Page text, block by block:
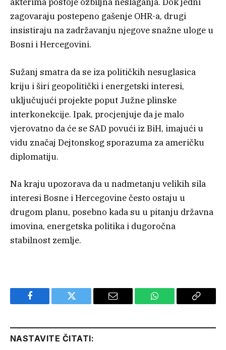
zagovaraju postepeno gašenje OHR-a, drugi
insistiraju na zadržavanju njegove snažne uloge u
Bosni i Hercegovini.
Sužanj smatra da se iza političkih nesuglasica
kriju i širi geopolitički i energetski interesi,
uključujući projekte poput Južne plinske
interkonekcije. Ipak, procjenjuje da je malo
vjerovatno da će se SAD povući iz BiH, imajući u
vidu značaj Dejtonskog sporazuma za američku
diplomatiju.
Na kraju upozorava da u nadmetanju velikih sila
interesi Bosne i Hercegovine često ostaju u
drugom planu, posebno kada su u pitanju državna
imovina, energetska politika i dugoročna
stabilnost zemlje.
Facebook Twitter Email WhatsApp Copy
NASTAVITE ČITATI: